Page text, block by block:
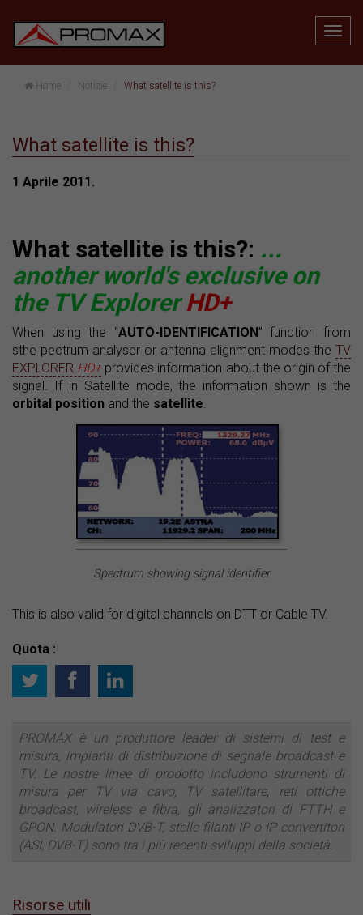
Home Notizie What satellite is this?
What satellite is this?
1 Aprile 2011.
What satellite is this?: ...
another world's exclusive on
the TV ExplorerHD+
When using the “AUTO-IDENTIFICATION” function from
sthe pectrum analyser or antenna alignment modes the TV
EXPLORER HD+provides information about the origin of the
signal. If in Satellite mode, the information shown is the
orbital position and the satellite.
Spectrum showing signal identifier
This is also valid for digital channels on DTT or Cable TV.
Quota :
PROMAX è un produttore leader di sistemi di test e
misura, impianti di distribuzione di segnale broadcast e
TV. Le nostre linee di prodotto includono strumenti di
misura per TV via cavo, TV satellitare, reti ottiche
broadcast, wireless e fibra, gli analizzatori di FTTH e
GPON. Modulatori DVB-T, stelle filanti IP o IP convertitori
(ASI, DVB-T) sono tra i più recenti sviluppi della società.
Risorse utili